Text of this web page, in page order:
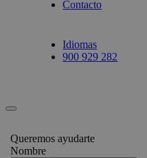
Contacto
Idiomas
900 929 282
Queremos ayudarte
Nombre